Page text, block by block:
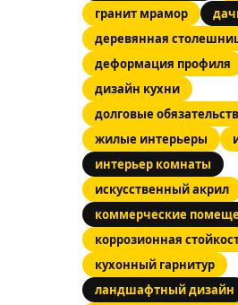
гранит мрамор
деревянная
деформация профиля
дизайн кухни
долговые
жилые интерьеры
интерьер комнаты
искусственный акрил
коммерческие
коррозионная
кухонный гарнитур
ландшафтный дизайн